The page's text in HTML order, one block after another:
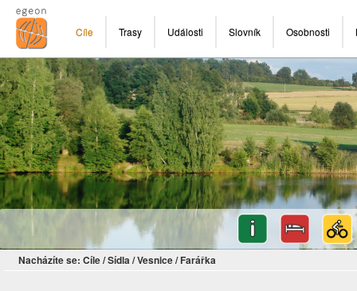
Cíle Trasy Události Slovník Osobnosti
Nacházíte se: Cíle/Sídla/Vesnice/ Farářka